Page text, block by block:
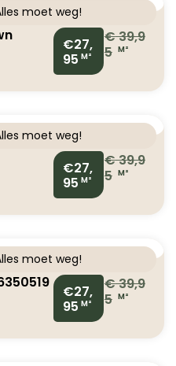
moet weg!
€27,
95 M²
€39,9
5 M²
moet weg!
€27,
95 M²
€39,9
5 M²
moet weg!
€27,
95 M²
€39,9
5 M²